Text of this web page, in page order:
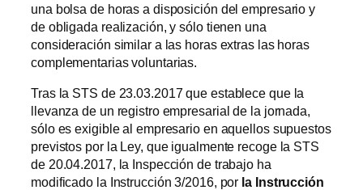
una bolsa de horas a disposición del empresario y
de obligada realización, y sólo tienen una
consideración similar a las horas extras las horas
complementarias voluntarias.
Tras la STS de 23.03.2017 que establece que la
llevanza de un registro empresarial de la jornada,
sólo es exigible al empresario en aquellos supuestos
previstos por la Ley, que igualmente recoge la STS
de 20.04.2017, la Inspección de trabajo ha
modificado la Instrucción 3/2016, por la Instrucción